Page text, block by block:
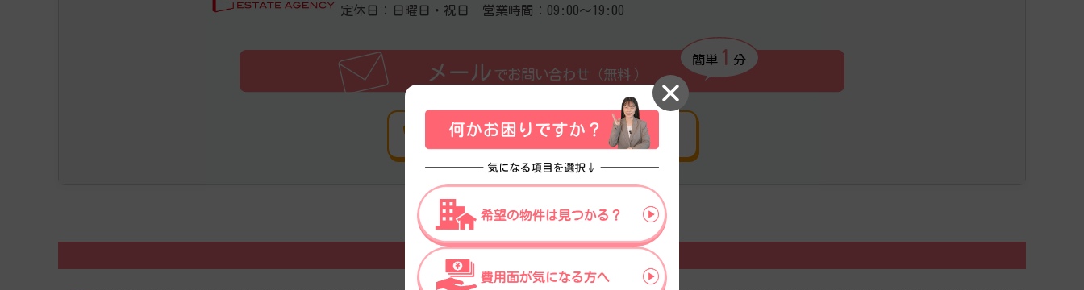
定休日：日曜日・祝日 営業時間：09:00～19:00
でお問い合わせ（無料 ）
メール
簡単 分
1
電話 でお問い合わせ（無料）